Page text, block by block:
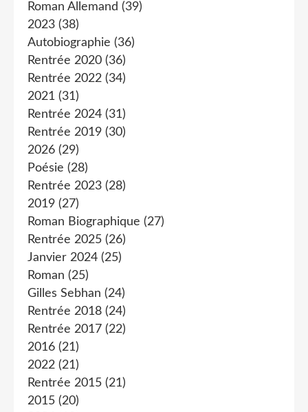
Roman Allemand (39)
2023 (38)
Autobiographie (36)
Rentrée 2020 (36)
Rentrée 2022 (34)
2021 (31)
Rentrée 2024 (31)
Rentrée 2019 (30)
2026 (29)
Poésie (28)
Rentrée 2023 (28)
2019 (27)
Roman Biographique (27)
Rentrée 2025 (26)
Janvier 2024 (25)
Roman (25)
Gilles Sebhan (24)
Rentrée 2018 (24)
Rentrée 2017 (22)
2016 (21)
2022 (21)
Rentrée 2015 (21)
2015 (20)